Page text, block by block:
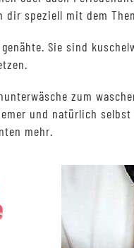
speziell mit dem
Sie sind
zum
und natürlich
mehr.